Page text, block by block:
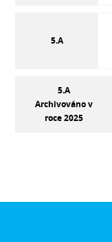
5.A
5.A
Archivováno v
roce 2025